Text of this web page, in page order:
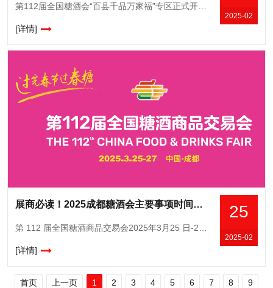
2025-02
[详情]
25
2025-02
展商必读！2025成都糖酒会主要事项时间安排与指定主要服务商全解析
[详情]
首页 上一页 1 2 3 4 5 6 7 8 9